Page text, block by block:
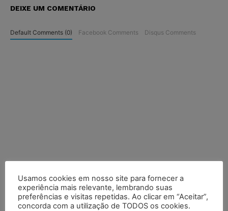
DEIXE UM COMENTÁRIO
Default Comments (0) Facebook Comments Disqus Comments
Usamos cookies em nosso site para fornecer a
experiência mais relevante, lembrando suas
preferências e visitas repetidas. Ao clicar em “Aceitar”,
concorda com a utilização de TODOS os cookies.